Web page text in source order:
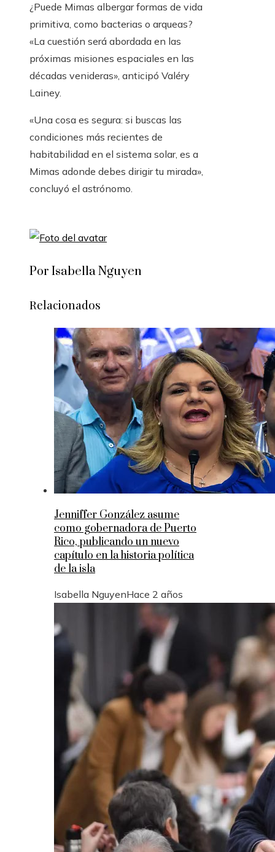
¿Puede Mimas albergar formas de vida
primitiva, como bacterias o arqueas?
«La cuestión será abordada en las
próximas misiones espaciales en las
décadas venideras», anticipó Valéry
Lainey.
«Una cosa es segura: si buscas las
condiciones más recientes de
habitabilidad en el sistema solar, es a
Mimas adonde debes dirigir tu mirada»,
concluyó el astrónomo.
Por Isabella Nguyen
Relacionados
Jenniffer González asume
como gobernadora de Puerto
Rico, publicando un nuevo
capítulo en la historia política
de la isla
Isabella NguyenHace 2 años